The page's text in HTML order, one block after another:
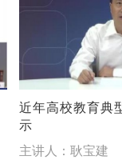
近年高校教育典
示
主讲人：耿宝建